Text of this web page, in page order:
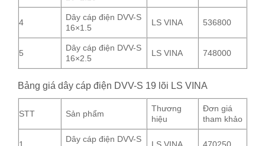
4
Dây cáp điện DVV-S
16×1.5
LS VINA 536800
5
Dây cáp điện DVV-S
16×2.5
LS VINA 748000
Bảng giá dây cáp điện DVV-S 19 lõi LS VINA
STT Sản phẩm
Thương
hiệu
Đơn giá
tham khảo
Dây cáp điện DVV-S